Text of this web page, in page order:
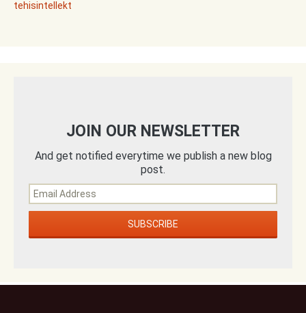
tehisintellekt
JOIN OUR NEWSLETTER
And get notified everytime we publish a new blog
post.